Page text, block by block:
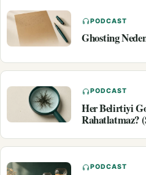
PODCAST
Ghosting
PODCAST
Her Belirtiyi
Rahatlatmaz?
PODCAST